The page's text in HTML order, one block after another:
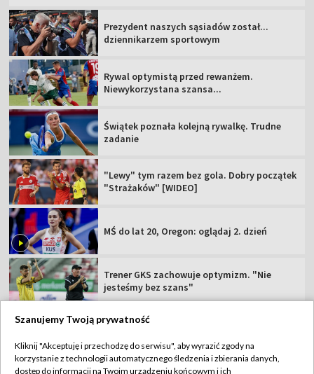
Prezydent naszych sąsiadów został...
dziennikarzem sportowym
Rywal optymistą przed rewanżem.
Niewykorzystana szansa...
Świątek poznała kolejną rywalkę. Trudne
zadanie
"Lewy" tym razem bez gola. Dobry początek
"Strażaków" [WIDEO]
MŚ do lat 20, Oregon: oglądaj 2. dzień
Trener GKS zachowuje optymizm. "Nie
jesteśmy bez szans"
TVP
Szanujemy Twoją prywatność
Kliknij "Akceptuję i przechodzę do serwisu", aby wyrazić zgody na
korzystanie z technologii automatycznego śledzenia i zbierania danych,
dostęp do informacji na Twoim urządzeniu końcowym i ich